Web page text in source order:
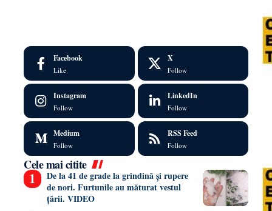
Facebook
Like
X
Follow
Instagram
Follow
LinkedIn
Follow
Medium
Follow
RSS Feed
Follow
Cele mai citite
De la 41 de grade la grindină și rupere
de nori. Furtunile au măturat vestul
țării. VIDEO